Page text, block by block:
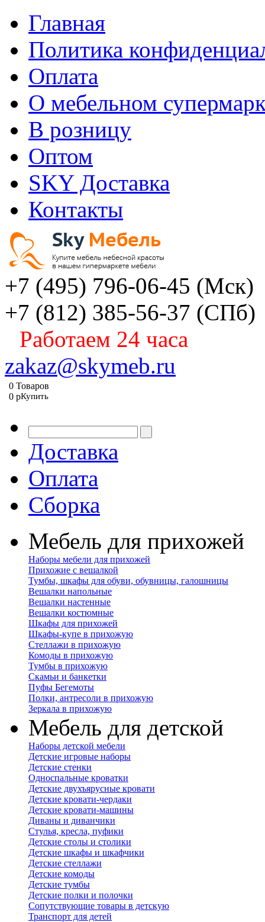
Главная
Политика
Оплата
О мебельном
В розницу
Оптом
SKY Доставка
Контакты
+7 (495) 796-06-45 (Мск)
+7 (812) 385-56-37 (СПб)
Работаем 24 часа
zakaz@skymeb.ru
0 Товаров
0 pКупить
Доставка
Оплата
Сборка
Мебель для прихожей
Наборы мебели для прихожей
Прихожие с вешалкой
Тумбы, шкафы для обуви, обувницы, галошницы
Вешалки напольные
Вешалки настенные
Вешалки костюмные
Шкафы для прихожей
Шкафы-купе в прихожую
Стеллажи в прихожую
Комоды в прихожую
Тумбы в прихожую
Скамьи и банкетки
Пуфы Бегемоты
Полки, антресоли в прихожую
Зеркала в прихожую
Мебель для детской
Наборы детской мебели
Детские игровые наборы
Детские стенки
Односпальные кроватки
Детские двухъярусные кровати
Детские кровати-чердаки
Детские кровати-машины
Диваны и диванчики
Стулья, кресла, пуфики
Детские столы и столики
Детские шкафы и шкафчики
Детские стеллажи
Детские комоды
Детские тумбы
Детские полки и полочки
Сопутствующие товары в детскую
Транспорт для детей